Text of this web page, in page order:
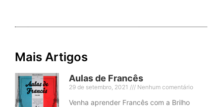
Mais Artigos
Aulas de Francês
29 de setembro, 2021 Nenhum comentário
Venha aprender Francês com a Brilho